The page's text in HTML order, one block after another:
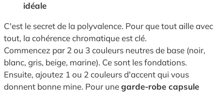
idéale
C'est le secret de la polyvalence. Pour que tout aille avec
tout, la cohérence chromatique est clé.
Commencez par 2 ou 3 couleurs neutres de base (noir,
blanc, gris, beige, marine). Ce sont les fondations.
Ensuite, ajoutez 1 ou 2 couleurs d'accent qui vous
donnent bonne mine. Pour unegarde-robe capsule